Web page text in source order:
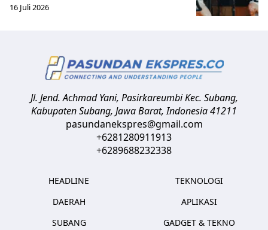
16 Juli 2026
Jl. Jend. Achmad Yani, Pasirkareumbi Kec. Subang,
Kabupaten Subang, Jawa Barat,Indonesia41211
pasundanekspres@gmail.com
+6281280911913
+6289688232338
HEADLINE
DAERAH
SUBANG
TEKNOLOGI
APLIKASI
GADGET & TEKNO